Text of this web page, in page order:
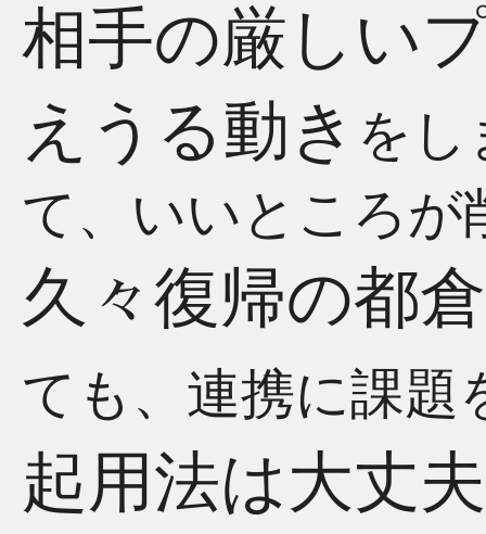
相手の厳しい
えうる動き をし
て、いいところが
久々復帰の都
ても、連携に課題
起用法は大丈